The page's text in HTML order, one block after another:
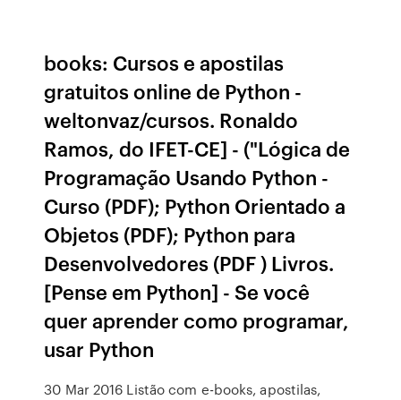
books: Cursos e apostilas
gratuitos online de Python -
weltonvaz/cursos. Ronaldo
Ramos, do IFET-CE] - ("Lógica de
Programação Usando Python -
Curso (PDF); Python Orientado a
Objetos (PDF); Python para
Desenvolvedores (PDF ) Livros.
[Pense em Python] - Se você
quer aprender como programar,
usar Python
30 Mar 2016 Listão com e-books, apostilas,